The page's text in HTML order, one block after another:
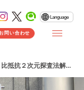
Language
問い合わせ
比抵抗２次元探査法解...